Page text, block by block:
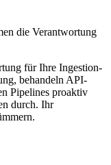
die Verantwortung
für Ihre Ingestion-
behandeln API-
Pipelines proaktiv
durch. Ihr